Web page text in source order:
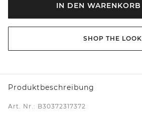
IN DEN WARENKORB
SHOP THE LOOK
Produktbeschreibung
Art. Nr.: B30372317372